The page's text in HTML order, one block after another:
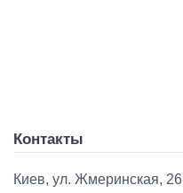
Контакты
Киев, ул. Жмеринская, 26